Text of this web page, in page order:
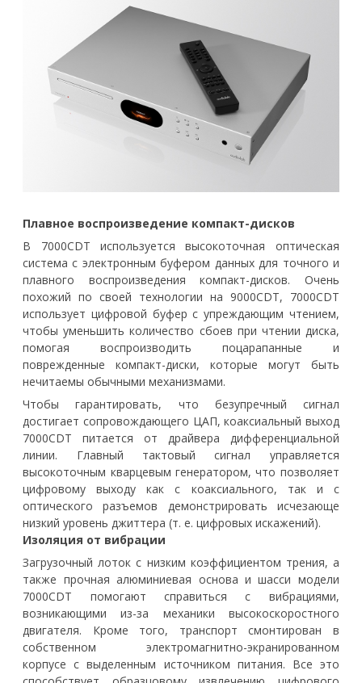
Плавное воспроизведение компакт-дисков
В 7000CDT используется высокоточная оптическая
система с электронным буфером данных для точного и
плавного воспроизведения компакт-дисков. Очень
похожий по своей технологии на 9000CDT, 7000CDT
использует цифровой буфер с упреждающим чтением,
чтобы уменьшить количество сбоев при чтении диска,
помогая воспроизводить поцарапанные и
поврежденные компакт-диски, которые могут быть
нечитаемы обычными механизмами.
Чтобы гарантировать, что безупречный сигнал
достигает сопровождающего ЦАП, коаксиальный выход
7000CDT питается от драйвера дифференциальной
линии. Главный тактовый сигнал управляется
высокоточным кварцевым генератором, что позволяет
цифровому выходу как с коаксиального, так и с
оптического разъемов демонстрировать исчезающе
низкий уровень джиттера (т. е. цифровых искажений).
Изоляция от вибрации
Загрузочный лоток с низким коэффициентом трения, а
также прочная алюминиевая основа и шасси модели
7000CDT помогают справиться с вибрациями,
возникающими из-за механики высокоскоростного
двигателя. Кроме того, транспорт смонтирован в
собственном электромагнитно-экранированном
корпусе с выделенным источником питания. Все это